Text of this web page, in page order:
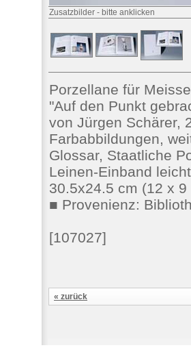
Zusatzbilder - bitte anklicken
Porzellane für
"Auf den Punkt
von Jürgen Schärer,
Farbabbildungen,
Glossar, Staatliche
Leinen-Einband
30.5x24.5 cm (12 x 9
■ Provenienz:
[107027]
« zurück